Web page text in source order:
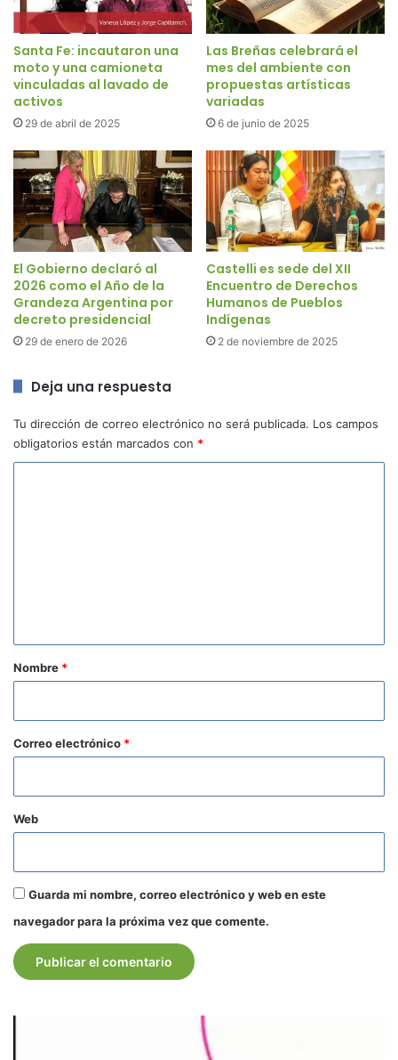
Santa Fe: incautaron una
moto y una camioneta
vinculadas al lavado de
activos
29 de abril de 2025
Las Breñas celebrará el
mes del ambiente con
propuestas artísticas
variadas
6 de junio de 2025
El Gobierno declaró al
2026 como el Año de la
Grandeza Argentina por
decreto presidencial
29 de enero de 2026
Castelli es sede del XII
Encuentro de Derechos
Humanos de Pueblos
Indígenas
2 de noviembre de 2025
Deja una respuesta
Tu dirección de correo electrónico no será publicada. Los campos
obligatorios están marcados con *
r
*
Nombre *
Correo electrónico *
Web
Guarda mi nombre, correo electrónico y web en este
navegador para la próxima vez que comente.